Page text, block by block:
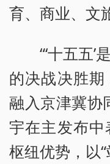
育、商业、文
“‘十五五
的决战决胜
融入京津冀协
宇在主发布
枢纽优势，以